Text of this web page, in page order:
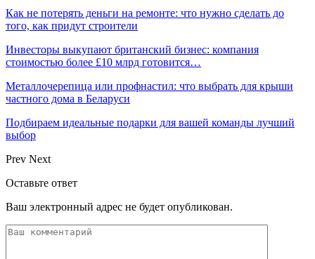
Как не потерять деньги на ремонте: что нужно сделать до
того, как придут строители
Инвесторы выкупают британский бизнес: компания
стоимостью более £10 млрд готовится…
Металлочерепица или профнастил: что выбрать для крыши
частного дома в Беларуси
Подбираем идеальные подарки для вашей команды лучший
выбор
Prev Next
Оставьте ответ
Ваш электронный адрес не будет опубликован.